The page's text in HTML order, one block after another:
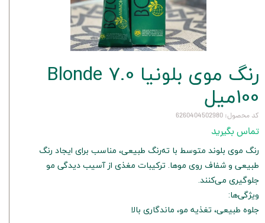
رنگ موی بلونیا 7.0 Blonde
100میل
کد محصول: 6260404502980
تماس بگیرید
رنگ موی بلوند متوسط با ته‌رنگ طبیعی، مناسب برای ایجاد رنگ
طبیعی و شفاف روی موها. ترکیبات مغذی از آسیب دیدگی مو
جلوگیری می‌کنند.
ویژگی‌ها:
جلوه طبیعی، تغذیه مو، ماندگاری بالا